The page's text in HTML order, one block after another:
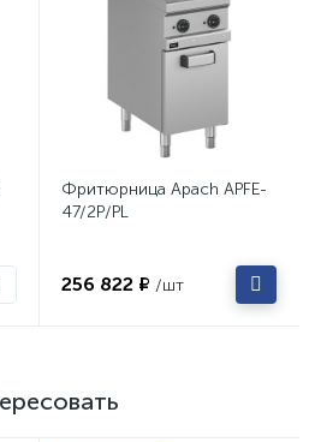
Фритюрница Apach APFE-
47/2P/PL
256 822 ₽ /шт